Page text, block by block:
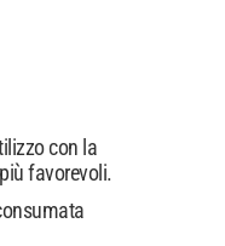
con la
favorevoli.